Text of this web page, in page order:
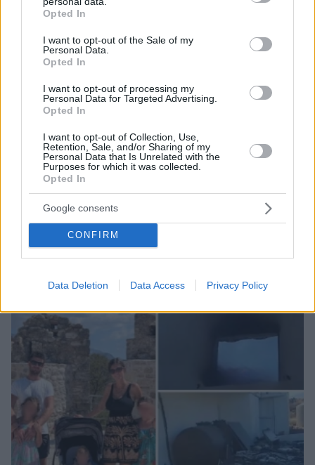
grant or deny consent to Google and its third-party tags to
use your data for below specified purposes in below Google
consent section.
Opted In
I want to opt-out of the Sale of my
Personal Data.
Opted In
I want to opt-out of processing my
Personal Data for Targeted Advertising.
Opted In
I want to opt-out of Collection, Use,
Retention, Sale, and/or Sharing of my
Personal Data that Is Unrelated with the
Purposes for which it was collected.
Opted In
Google consents
CONFIRM
Data Deletion Data Access Privacy Policy
Χιροσίμα 6 Αυγούστου 1945: Όταν το «Μικρό
Αγόρι» σκότωσε 80.000 ανθρώπους
06.08.2026, 07:56